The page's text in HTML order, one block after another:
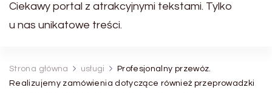
Ciekawy portal z atrakcyjnymi tekstami. Tylko
u nas unikatowe treści.
Strona główna usługi
Profesjonalny przewóz.
Realizujemy zamówienia dotyczące również przeprowadzki